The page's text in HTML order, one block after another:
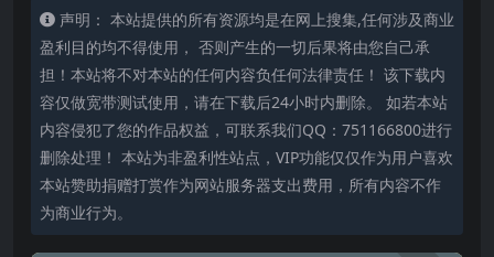
声明： 本站提供的所有资源均是在网上搜集,任何涉及商业
盈利目的均不得使用， 否则产生的一切后果将由您自己承
担！本站将不对本站的任何内容负任何法律责任！ 该下载内
容仅做宽带测试使用，请在下载后24小时内删除。 如若本站
内容侵犯了您的作品权益，可联系我们QQ：751166800进行
删除处理！ 本站为非盈利性站点，VIP功能仅仅作为用户喜欢
本站赞助捐赠打赏作为网站服务器支出费用，所有内容不作
为商业行为。